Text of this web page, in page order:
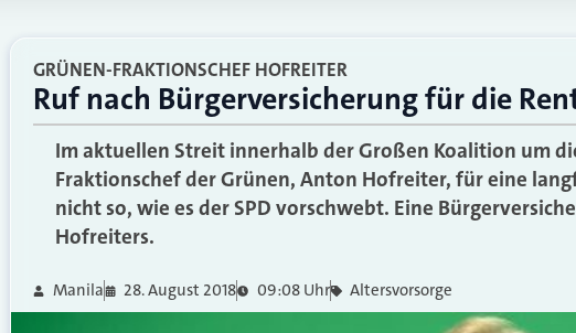
GRÜNEN-FRAKTIONSCHEF HOFREITER
Ruf nach Bürgerversicherung für die
Im aktuellen Streit innerhalb der Großen Koalition um
Fraktionschef der Grünen, Anton Hofreiter, für eine
nicht so, wie es der SPD vorschwebt. Eine
Hofreiters.
Manila 28. August 2018 09:08 Uhr Altersvorsorge